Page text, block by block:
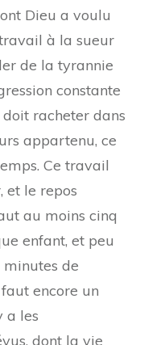
Dieu a voulu
à la sueur
de la tyrannie
constante
racheter dans
appartenu, ce
Ce travail
et le repos
au moins cinq
enfant, et peu
minutes de
encore un
a les
dont la vie